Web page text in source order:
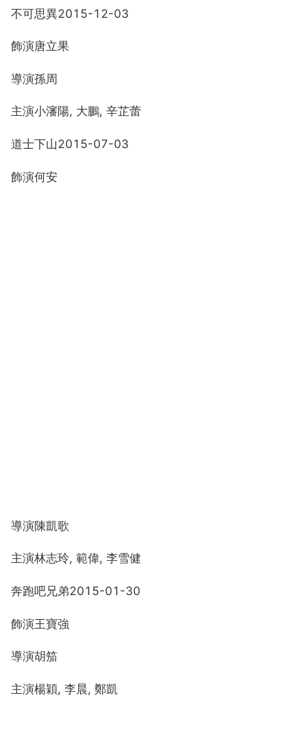
不可思異2015-12-03
飾演唐立果
導演孫周
主演小瀋陽, 大鵬, 辛芷蕾
道士下山2015-07-03
飾演何安
導演陳凱歌
主演林志玲, 範偉, 李雪健
奔跑吧兄弟2015-01-30
飾演王寶強
導演胡笳
主演楊穎, 李晨, 鄭凱